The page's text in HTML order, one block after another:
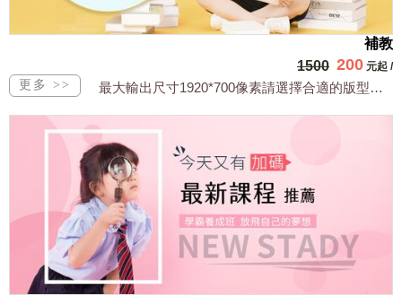
補教
1500 200 元起 /
最大輸出尺寸1920*700像素請選擇合適的版型，文字或相關商品圖須由買方提供文...